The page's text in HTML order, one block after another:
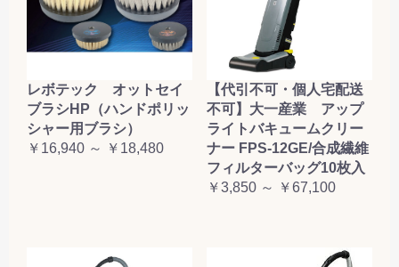
レボテック オットセイ
ブラシHP（ハンドポリッ
シャー用ブラシ）
￥16,940 ～ ￥18,480
【代引不可・個人宅配送
不可】大一産業 アップ
ライトバキュームクリー
ナー FPS-12GE/合成繊維
フィルターバッグ10枚入
￥3,850 ～ ￥67,100